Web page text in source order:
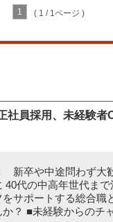
1 ( 1 / 1ページ )
社員採用、未経験
新卒や中途問わず大
40代の中高年世代ま
をサポートする総合職
か？ ■未経験からのチ